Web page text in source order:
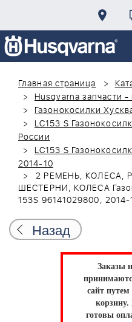
Главная страница
Husqvarna запчасти
Газонокосилки
LC153 S
России
LC153 S
2014-10
2 РЕМЕНЬ, КОЛЕСА,
ШЕСТЕРНИ, КОЛЕСА
153S 96141029800, 2014-
Назад
Заказы
сайт
корзину.
готовы